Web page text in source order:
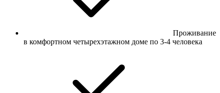
Проживание
в комфортном четырехэтажном доме по 3-4 человека